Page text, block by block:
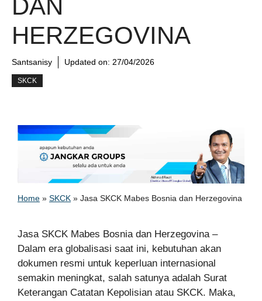
DAN
HERZEGOVINA
Santsanisy Updated on: 27/04/2026
SKCK
Home » SKCK » Jasa SKCK Mabes Bosnia dan Herzegovina
Jasa SKCK Mabes Bosnia dan Herzegovina –
Dalam era globalisasi saat ini, kebutuhan akan
dokumen resmi untuk keperluan internasional
semakin meningkat, salah satunya adalah Surat
Keterangan Catatan Kepolisian atau SKCK. Maka,